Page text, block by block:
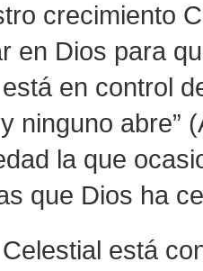
crecimiento
en Dios para
en control
ninguno abre”
la que
que Dios ha
está